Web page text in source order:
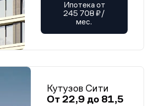
Ипотека от
245 708 ₽/
мес.
Кутузов Сити
От 22,9 до 81,5